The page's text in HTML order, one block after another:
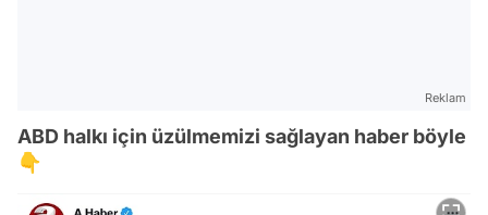
Reklam
ABD halkı için üzülmemizi sağlayan haber böyle
👇